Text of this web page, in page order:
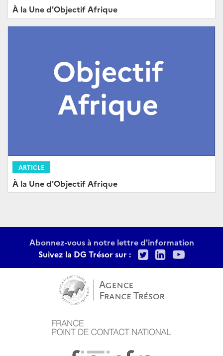
À la Une d'Objectif Afrique
ARTICLE
À la Une d'Objectif Afrique
Abonnez-vous à notre lettre d'information
Suivez la DG Trésor sur :
TwitterLinkedIn